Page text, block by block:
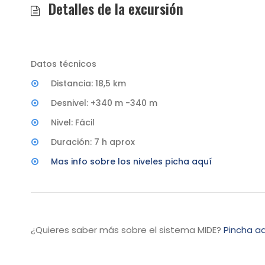
Detalles de la excursión
Datos técnicos
Distancia: 18,5 km
Desnivel: +340 m -340 m
Nivel: Fácil
Duración: 7 h aprox
Mas info sobre los niveles picha aquí
¿Quieres saber más sobre el sistema MIDE? Pincha